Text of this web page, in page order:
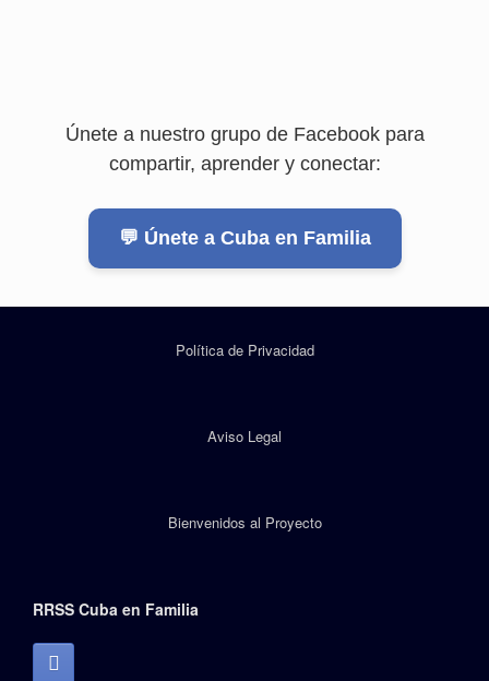
Únete a nuestro grupo de Facebook para
compartir, aprender y conectar:
💬 Únete a Cuba en Familia
Política de Privacidad
Aviso Legal
Bienvenidos al Proyecto
RRSS Cuba en Familia